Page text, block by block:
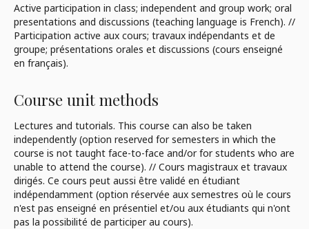
Active participation in class; independent and group work; oral
presentations and discussions (teaching language is French). //
Participation active aux cours; travaux indépendants et de
groupe; présentations orales et discussions (cours enseigné
en français).
Course unit methods
Lectures and tutorials. This course can also be taken
independently (option reserved for semesters in which the
course is not taught face-to-face and/or for students who are
unable to attend the course). // Cours magistraux et travaux
dirigés. Ce cours peut aussi être validé en étudiant
indépendamment (option réservée aux semestres où le cours
n'est pas enseigné en présentiel et/ou aux étudiants qui n'ont
pas la possibilité de participer au cours).